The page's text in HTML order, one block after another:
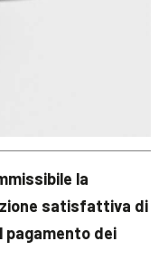
la
satisfattiva di
pagamento dei